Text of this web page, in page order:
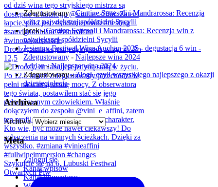
Drodzy, zmiana jest jedyną stałą w życiu. Po
12,5
Szykujcie się na 6. Lubuski Festiwal
Otwartych Piw
Zdegustowany-Cantine Settesoli i Mandrarossa: Recenzja
win z największej spółdzielni Sycylii
jacek-Cantine Settesoli i Mandrarossa: Recenzja win z
największej spółdzielni Sycylii
Jesienny Festiwal Wina Auchan 2025 - degustacja 6 win -
Zdegustowany - Najlepsze wina 2024
Adrian-Najlepsze wina 2024
Zdegustowany-Złogi, czyli wszystkiego najlepszego z okazji
dziesięciolecia
Archiwa
Archiwa
Meta
Zaloguj się
Kanał wpisów
Kanał komentarzy